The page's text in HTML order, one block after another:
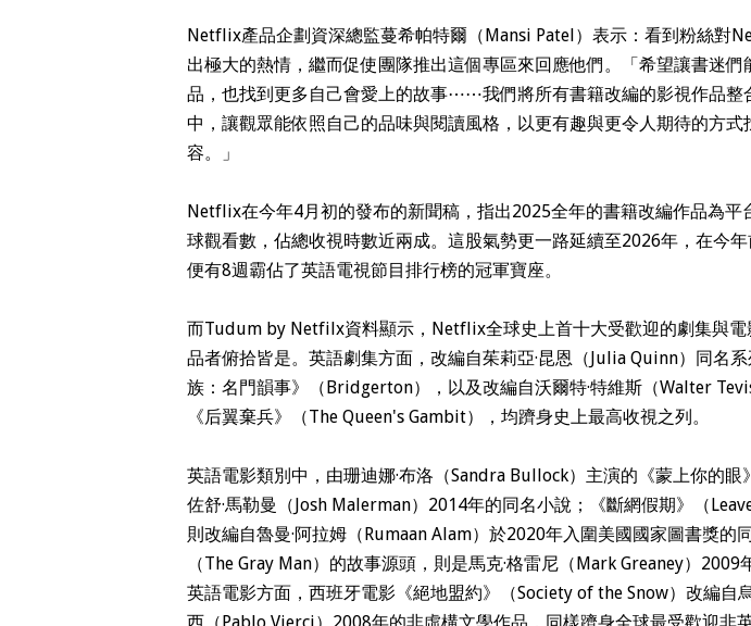
Netflix產品企劃資深總監蔓希帕特爾（Mansi Patel）表示：看到粉絲對
出極大的熱情，繼而促使團隊推出這個專區來回應他們。「希望讓書迷們
品，也找到更多自己會愛上的故事⋯⋯我們將所有書籍改編的影視作品整
中，讓觀眾能依照自己的品味與閱讀風格，以更有趣與更令人期待的方式
容。
」
Netflix在今年4月初的發布的新聞稿，指出2025全年的書籍改編作品為平
球觀看數，佔總收視時數近兩成。這股氣勢更一路延續至2026年，在今
便有8週霸佔了英語電視節目排行榜的冠軍寶座。
而Tudum by Netfilx資料顯示，Netflix全球史上首十大受歡迎的劇集與電
品者俯拾皆是。英語劇集方面，改編自茱莉亞·昆恩（Julia Quinn）同名
族：名門韻事》（Bridgerton），以及改編自沃爾特·特維斯（Walter
《后翼棄兵》（The Queen's Gambit），均躋身史上最高收視之列。
英語電影類別中，由珊迪娜·布洛（Sandra Bullock）主演的《蒙上你的
佐舒·馬勒曼（Josh Malerman）2014年的同名小說；《斷網假期》（
則改編自魯曼·阿拉姆（Rumaan Alam）於2020年入圍美國國家圖書獎的
（The Gray Man）的故事源頭，則是馬克·格雷尼（Mark Greaney）
英語電影方面，西班牙電影《絕地盟約》（Society of the Snow）改編自